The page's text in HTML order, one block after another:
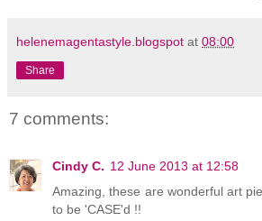
helenemagentastyle.blogspot at 08:00
Share
7 comments:
Cindy C. 12 June 2013 at 12:58
Amazing, these are wonderful art
to be 'CASE'd !!